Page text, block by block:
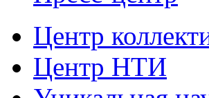
Центр
Центр НТИ